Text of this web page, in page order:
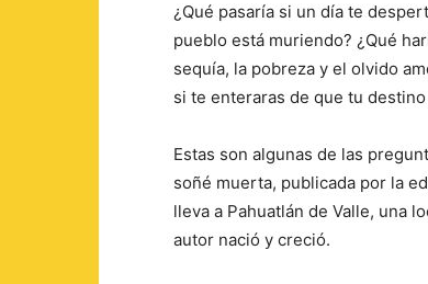
¿Qué pasaría si un día te
pueblo está muriendo? ¿Qué
sequía, la pobreza y el olvido
si te enteraras de que tu
Estas son algunas de las
soñé muerta, publicada por la
lleva a Pahuatlán de Valle, una
autor nació y creció.